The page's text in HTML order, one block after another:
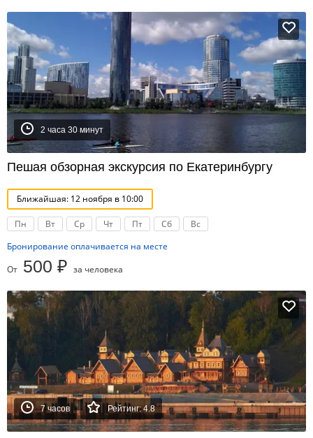
2 часа 30 минут
Пешая обзорная экскурсия по Екатеринбургу
Ближайшая: 12 ноября в 10:00
Пн Вт Ср Чт Пт Сб
Вс
Бронирование оплачивается на месте
От 500 ₽ за человека
7 часов Рейтинг: 4.8